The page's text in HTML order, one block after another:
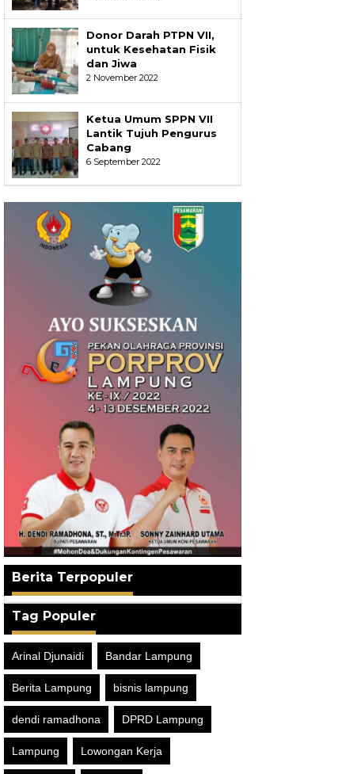
Donor Darah PTPN VII,
untuk Kesehatan Fisik
dan Jiwa
2 November 2022
Ketua Umum SPPN VII
Lantik Tujuh Pengurus
Cabang
6 September 2022
Berita Terpopuler
Tag Populer
Arinal Djunaidi Bandar Lampung
Berita Lampung bisnis lampung
dendi ramadhona DPRD Lampung
Lampung Lowongan Kerja